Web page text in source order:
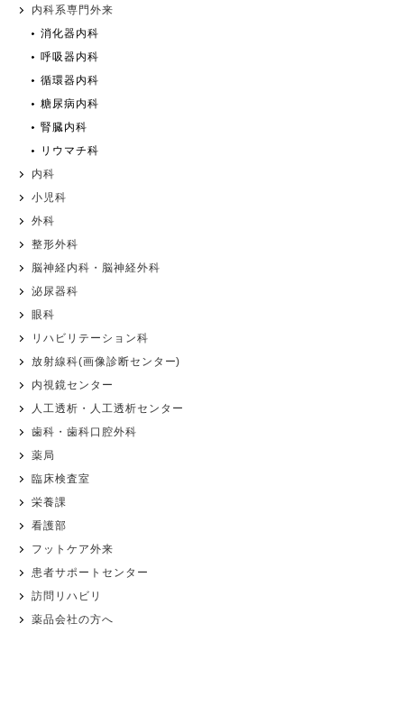
内科系専門外来
消化器内科
呼吸器内科
循環器内科
糖尿病内科
腎臓内科
リウマチ科
内科
小児科
外科
整形外科
脳神経内科・脳神経外科
泌尿器科
眼科
リハビリテーション科
放射線科(画像診断センター)
内視鏡センター
人工透析・人工透析センター
歯科・歯科口腔外科
薬局
臨床検査室
栄養課
看護部
フットケア外来
患者サポートセンター
訪問リハビリ
薬品会社の方へ